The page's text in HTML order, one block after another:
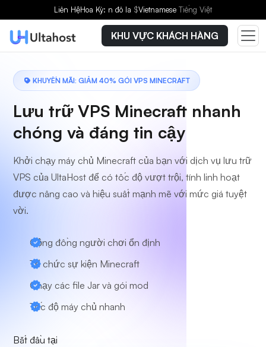
Liên HệHoa Kỳ: n đô la $Vietnamese Tiếng Việt
KHU VỰC KHÁCH HÀNG
KHUYẾN MÃI: GIẢM 40% GÓI VPS MINECRAFT
Lưu trữ VPS Minecraft nhanh
chóng và đáng tin cậy
Khởi chạy máy chủ Minecraft của bạn với dịch vụ lưu trữ
VPS của UltaHost để có tốc độ vượt trội, tính linh hoạt
được nâng cao và hiệu suất mạnh mẽ với mức giá tuyệt
vời.
Cộng đồng người chơi ổn định
Tổ chức sự kiện Minecraft
Chạy các file Jar và gói mod
Tốc độ máy chủ nhanh
Bắt đầu tại